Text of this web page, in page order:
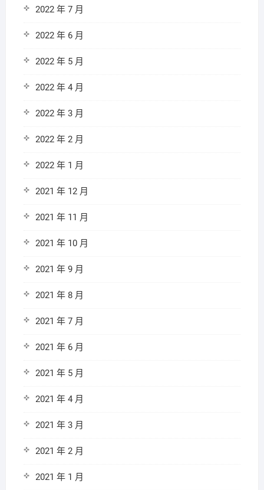
2022 年 7 月
2022 年 6 月
2022 年 5 月
2022 年 4 月
2022 年 3 月
2022 年 2 月
2022 年 1 月
2021 年 12 月
2021 年 11 月
2021 年 10 月
2021 年 9 月
2021 年 8 月
2021 年 7 月
2021 年 6 月
2021 年 5 月
2021 年 4 月
2021 年 3 月
2021 年 2 月
2021 年 1 月